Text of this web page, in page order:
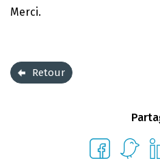
Merci.
Retour